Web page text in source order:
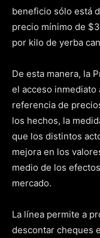
beneficio sólo está
precio mínimo de
por kilo de yerba
De esta manera, la
el acceso
referencia de
los hechos, la
que los distintos
mejora en los
medio de los
mercado.
La línea permite a
descontar cheques